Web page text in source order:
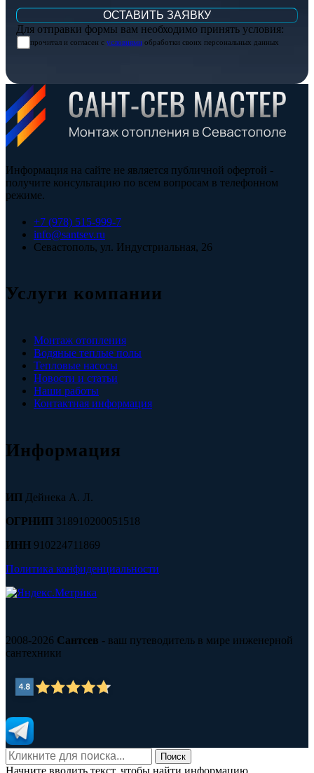
Для отправки формы вам необходимо принять условия:
прочитал и согласен с условиями обработки своих персональных данных
Информация на сайте не является публичной офертой -
получите консультацию по всем вопросам в телефонном
режиме.
+7 (978) 515-999-7
info@santsev.ru
Севастополь, ул. Индустриальная, 26
Услуги компании
Монтаж отопления
Водяные теплые полы
Тепловые насосы
Новости и статьи
Наши работы
Контактная информация
Информация
ИП Дейнека А. Л.
ОГРНИП 318910200051518
ИНН 910224711869
Политика конфиденциальности
2008-2026 Сантсев - ваш путеводитель в мире инженерной
сантехники
Поиск